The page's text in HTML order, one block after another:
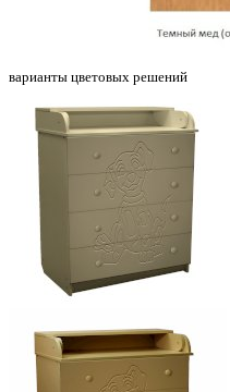
варианты цветовых решений